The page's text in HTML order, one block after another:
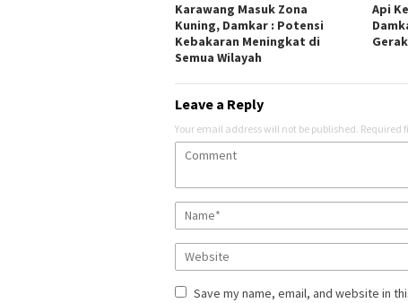
Karawang Masuk Zona
Kuning, Damkar : Potensi
Kebakaran Meningkat di
Semua Wilayah
Api
Leave a Reply
Your email address will not be published. Required
Save my name, email, and website in